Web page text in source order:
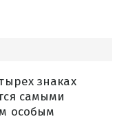
знаках
самыми
особым